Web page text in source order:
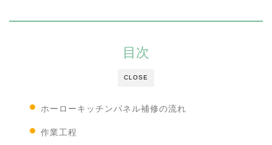
CLOSE
目次
ホーローキッチンパネル補修の流れ
作業工程